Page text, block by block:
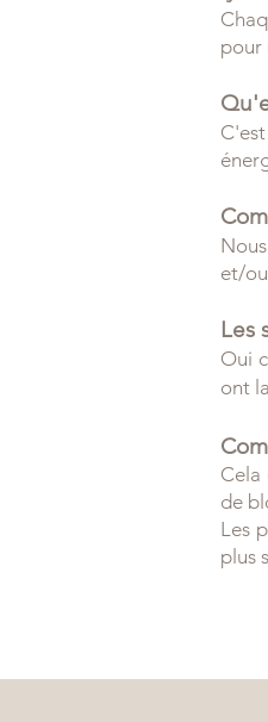
pour
et/
Les
Oui
ont
Cela
de
Les
plus